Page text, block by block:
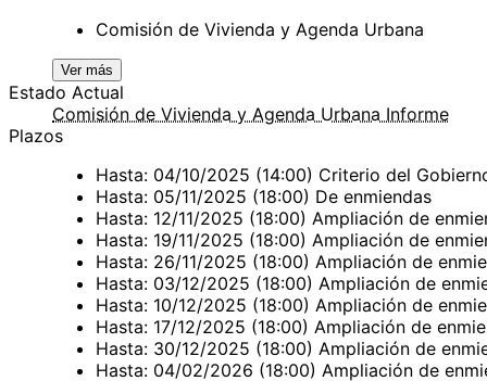
Comisión de Vivienda y Agenda Urbana
Ver más
Estado Actual
Comisión de Vivienda y Agenda Urbana Informe
Plazos
Hasta: 04/10/2025 (14:00) Criterio del
Hasta: 05/11/2025 (18:00) De enmiendas
Hasta: 12/11/2025 (18:00) Ampliación de
Hasta: 19/11/2025 (18:00) Ampliación de
Hasta: 26/11/2025 (18:00) Ampliación de
Hasta: 03/12/2025 (18:00) Ampliación de
Hasta: 10/12/2025 (18:00) Ampliación de
Hasta: 17/12/2025 (18:00) Ampliación de
Hasta: 30/12/2025 (18:00) Ampliación de
Hasta: 04/02/2026 (18:00) Ampliación de